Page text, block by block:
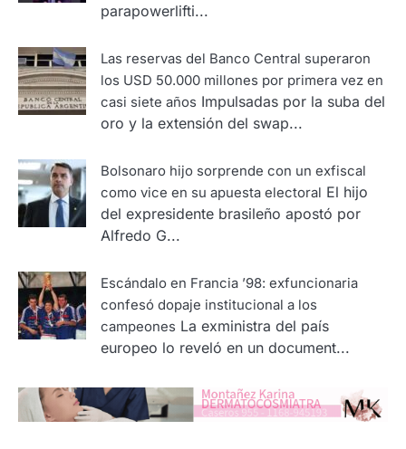
parapowerlifti...
Las reservas del Banco Central superaron
los USD 50.000 millones por primera vez en
casi siete años Impulsadas por la suba del
oro y la extensión del swap...
Bolsonaro hijo sorprende con un exfiscal
como vice en su apuesta electoral El hijo
del expresidente brasileño apostó por
Alfredo G...
Escándalo en Francia ’98: exfuncionaria
confesó dopaje institucional a los
campeones La exministra del país
europeo lo reveló en un document...